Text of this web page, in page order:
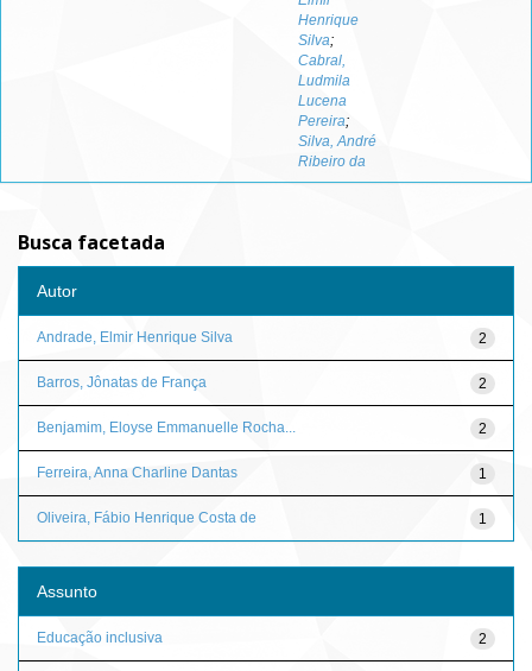
Henrique
Silva;
Cabral,
Ludmila
Lucena
Pereira;
Silva, André
Ribeiro da
Busca facetada
Autor
2
Andrade, Elmir Henrique Silva
2
Barros, Jônatas de França
2
Benjamim, Eloyse Emmanuelle Rocha...
1
Ferreira, Anna Charline Dantas
1
Oliveira, Fábio Henrique Costa de
Assunto
2
Educação inclusiva